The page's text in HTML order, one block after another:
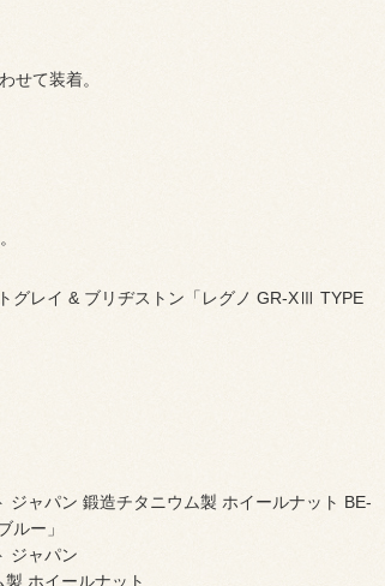
せて装着。
グレイ & ブリヂストン「レグノ GR-XⅢ TYPE
ジャパン 鍛造チタニウム製 ホイールナット BE-
ルー」
ジャパン
ホイールナット